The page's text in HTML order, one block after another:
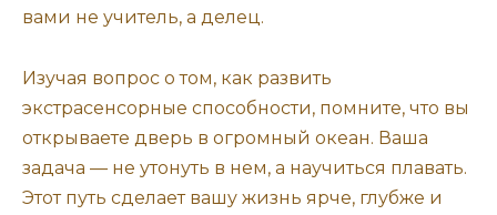
вами не учитель, а делец.
Изучая вопрос о том, как развить
экстрасенсорные способности, помните, что вы
открываете дверь в огромный океан. Ваша
задача — не утонуть в нем, а научиться плавать.
Этот путь сделает вашу жизнь ярче, глубже и